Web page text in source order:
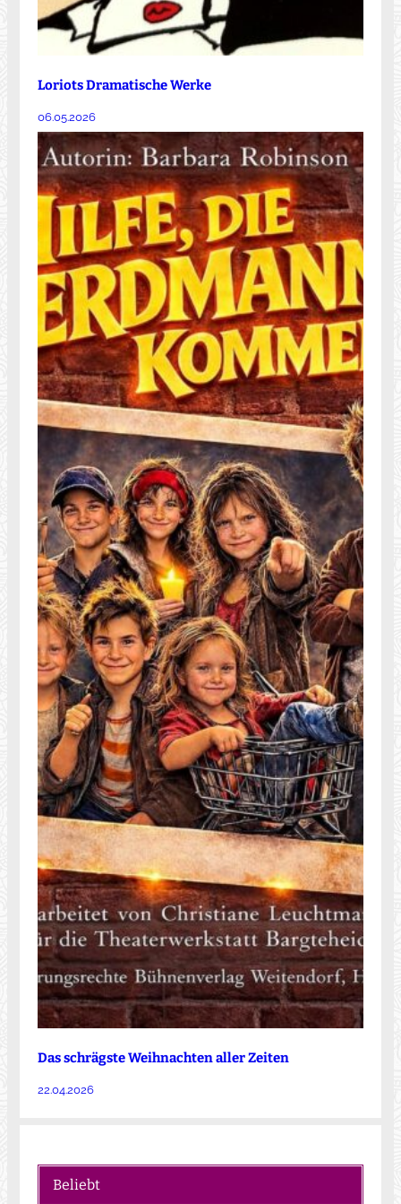
Loriots Dramatische Werke
06.05.2026
Das schrägste Weihnachten aller Zeiten
22.04.2026
Beliebt